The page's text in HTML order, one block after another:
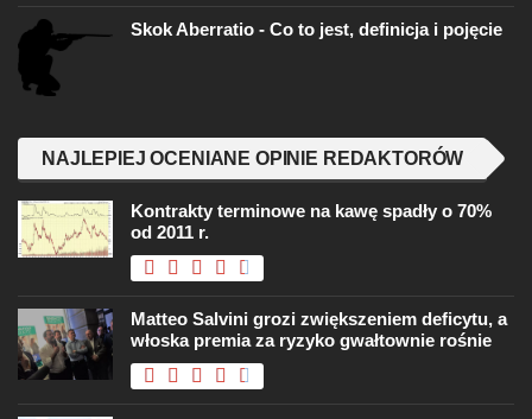
Skok Aberratio - Co to jest, definicja i pojęcie
NAJLEPIEJ OCENIANE OPINIE REDAKTORÓW
Kontrakty terminowe na kawę spadły o 70%
od 2011 r.
Matteo Salvini grozi zwiększeniem deficytu, a
włoska premia za ryzyko gwałtownie rośnie